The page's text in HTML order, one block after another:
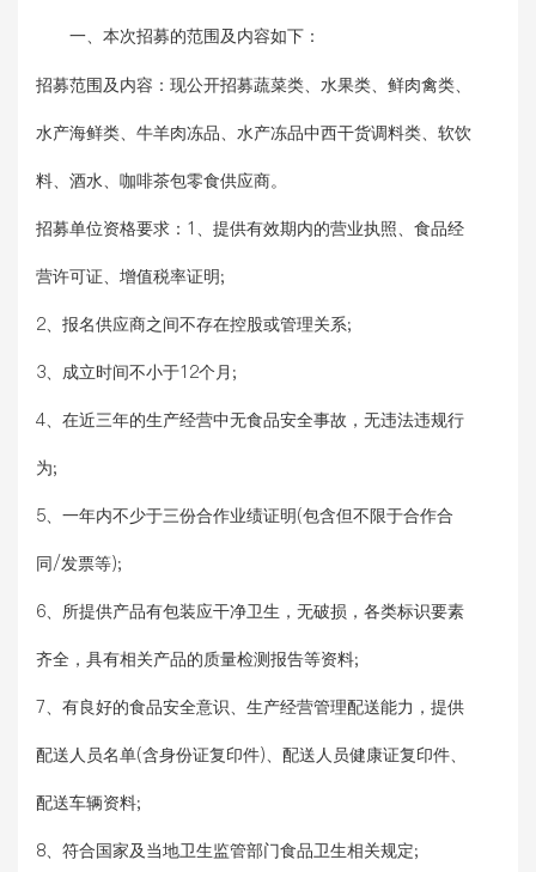
一、本次招募的范围及内容如下：
招募范围及内容：现公开招募蔬菜类、水果类、鲜肉禽类、
水产海鲜类、牛羊肉冻品、水产冻品中西干货调料类、软饮
料、酒水、咖啡茶包零食供应商。
招募单位资格要求：1、提供有效期内的营业执照、食品经
营许可证、增值税率证明;
2、报名供应商之间不存在控股或管理关系;
3、成立时间不小于12个月;
4、在近三年的生产经营中无食品安全事故，无违法违规行
为;
5、一年内不少于三份合作业绩证明(包含但不限于合作合
同/发票等);
6、所提供产品有包装应干净卫生，无破损，各类标识要素
齐全，具有相关产品的质量检测报告等资料;
7、有良好的食品安全意识、生产经营管理配送能力，提供
配送人员名单(含身份证复印件)、配送人员健康证复印件、
配送车辆资料;
8、符合国家及当地卫生监管部门食品卫生相关规定;